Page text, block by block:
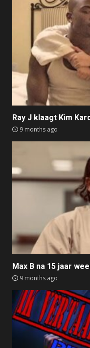
Ray J klaagt Kim
9 months ago
Max B na 15 jaar
9 months ago